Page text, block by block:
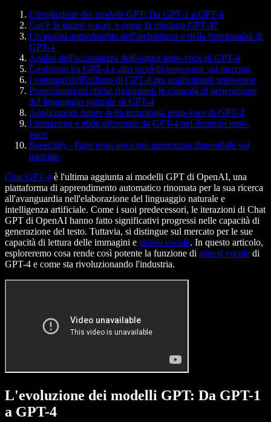
L'evoluzione dei modelli GPT: Da GPT-1 a GPT-4
Cos'è la sintesi vocale e come la migliora GPT-4?
Un'analisi approfondita dell'architettura e della funzionalità di
GPT-4
Analisi dell'accuratezza dell'output testo-voce di GPT-4
Confronto tra GPT-4 e altri modelli testo-voce sul mercato
I vantaggi dell'utilizzo di GPT-4 per applicazioni testo-voce
Preoccupazioni etiche riguardanti le capacità di generazione
del linguaggio naturale di GPT-4
Applicazioni future della tecnologia testo-voce di GPT-4
Limitazioni e sfide affrontate da GPT-4 nel dominio testo-
voce
Speechify - l'app testo-voce più apprezzata disponibile sul
mercato
Chat GPT-4 è l'ultima aggiunta ai modelli GPT di OpenAI, una
piattaforma di apprendimento automatico rinomata per la sua ricerca
all'avanguardia nell'elaborazione del linguaggio naturale e
intelligenza artificiale. Come i suoi predecessori, le iterazioni di Chat
GPT di OpenAI hanno fatto significativi progressi nelle capacità di
generazione del testo. Tuttavia, si distingue sul mercato per le sue
capacità di lettura delle immagini e sintesi vocale. In questo articolo,
esploreremo cosa rende così potente la funzione di sintesi vocale di
GPT-4 e come sta rivoluzionando l'industria.
L'evoluzione dei modelli GPT: Da GPT-1
a GPT-4